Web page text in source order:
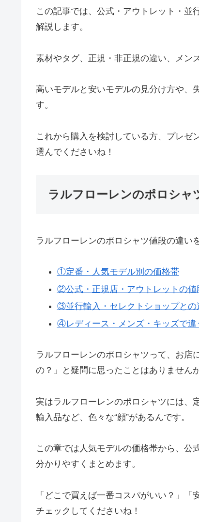
この記事では、公式・アウトレット・並
解説します。
素材やタグ、正規・非正規の違い、メン
高いモデルと安いモデルの見分け方や、
す。
これから購入を検討している方、プレゼ
選んでくださいね！
ラルフローレンのポロシャ
ラルフローレンのポロシャツ値段の違い
①定番・人気モデル別の価格帯
②公式・正規店・アウトレットの値
③並行輸入・セレクトショップとの
④レディース・メンズ・キッズで違
ラルフローレンのポロシャツって、お店
の？」と疑問に思ったことはありません
実はラルフローレンのポロシャツには、
輸入品など、色々な“顔”があるんです。
この章では人気モデルの価格帯から、公
分かりやすくまとめます。
「どこで買えば一番コスパがいい？」
チェックしてくださいね！